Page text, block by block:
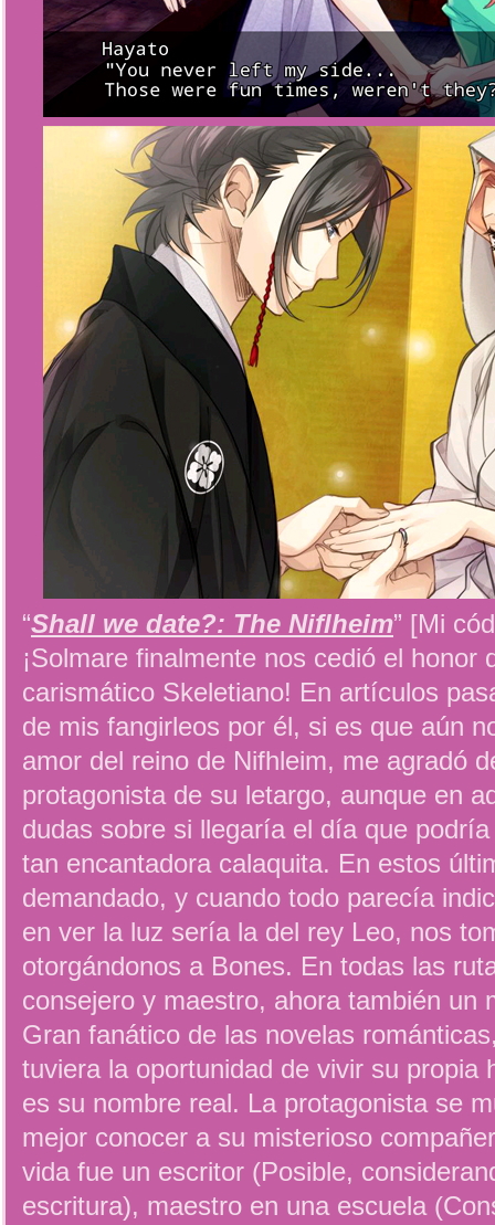
“Shall we date?: The Niflheim” [Mi
¡Solmare finalmente nos cedió el honor
carismático Skeletiano! En artículos
de mis fangirleos por él, si es que aún
amor del reino de Nifhleim, me agradó
protagonista de su letargo, aunque en
dudas sobre si llegaría el día que
tan encantadora calaquita. En estos
demandado, y cuando todo parecía
en ver la luz sería la del rey Leo, nos
otorgándonos a Bones. En todas las
consejero y maestro, ahora también un
Gran fanático de las novelas
tuviera la oportunidad de vivir su propia
es su nombre real. La protagonista se
mejor conocer a su misterioso
vida fue un escritor (Posible,
escritura), maestro en una escuela